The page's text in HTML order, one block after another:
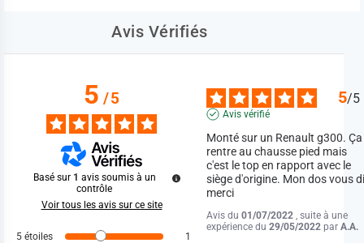
Avis Vérifiés
5/5
Basé sur 1 avis soumis à un
contrôle
Voir tous les avis sur ce site
5 étoiles
1
5/5
Avis vérifié
Monté sur un Renault g300. Ça
rentre au chausse pied mais
c'est le top en rapport avec le
siège d'origine. Mon dos vous
merci
Avis du01/07/2022 , suite à une
expérience du29/05/2022 parA.A.